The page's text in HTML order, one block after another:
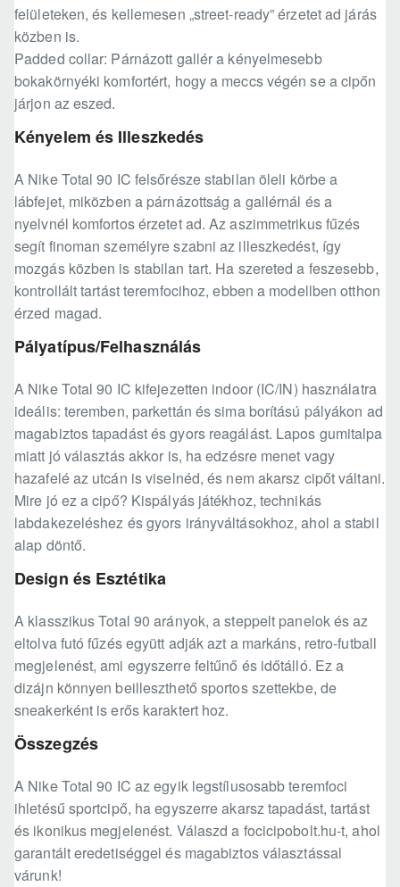
felületeken, és kellemesen „street-ready” érzetet ad járás
közben is.
Padded collar: Párnázott gallér a kényelmesebb
bokakörnyéki komfortért, hogy a meccs végén se a cipőn
járjon az eszed.
Kényelem és Illeszkedés
A Nike Total 90 IC felsőrésze stabilan öleli körbe a
lábfejet, miközben a párnázottság a gallérnál és a
nyelvnél komfortos érzetet ad. Az aszimmetrikus fűzés
segít finoman személyre szabni az illeszkedést, így
mozgás közben is stabilan tart. Ha szereted a feszesebb,
kontrollált tartást teremfocihoz, ebben a modellben otthon
érzed magad.
Pályatípus/Felhasználás
A Nike Total 90 IC kifejezetten indoor (IC/IN) használatra
ideális: teremben, parkettán és sima borítású pályákon ad
magabiztos tapadást és gyors reagálást. Lapos gumitalpa
miatt jó választás akkor is, ha edzésre menet vagy
hazafelé az utcán is viselnéd, és nem akarsz cipőt váltani.
Mire jó ez a cipő? Kispályás játékhoz, technikás
labdakezeléshez és gyors irányváltásokhoz, ahol a stabil
alap döntő.
Design és Esztétika
A klasszikus Total 90 arányok, a steppelt panelok és az
eltolva futó fűzés együtt adják azt a markáns, retro-futball
megjelenést, ami egyszerre feltűnő és időtálló. Ez a
dizájn könnyen beilleszthető sportos szettekbe, de
sneakerként is erős karaktert hoz.
Összegzés
A Nike Total 90 IC az egyik legstílusosabb teremfoci
ihletésű sportcipő, ha egyszerre akarsz tapadást, tartást
és ikonikus megjelenést. Válaszd a focicipobolt.hu-t, ahol
garantált eredetiséggel és magabiztos választással
várunk!